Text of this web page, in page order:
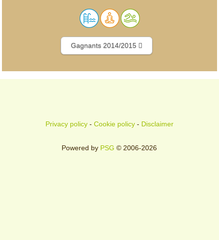
Gagnants 2014/2015
Privacy policy- Cookie policy- Disclaimer
Powered by PSG © 2006-2026